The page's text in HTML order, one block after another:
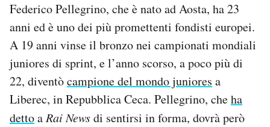
Federico Pellegrino, che è nato ad Aosta, ha 23
anni ed è uno dei più promettenti fondisti europei.
A 19 anni vinse il bronzo nei campionati mondiali
juniores di sprint, e l’anno scorso, a poco più di
22, diventòcampione del mondo juniores a
Liberec, in Repubblica Ceca. Pellegrino, cheha
dettoaRai Newsdi sentirsi in forma, dovrà però